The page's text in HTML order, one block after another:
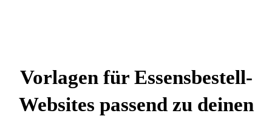
Vorlagen für Essensbestell-
Websites passend zu deinen